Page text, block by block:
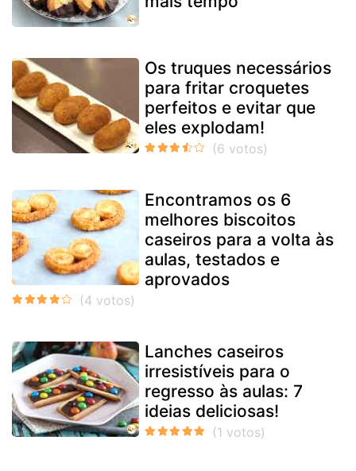
Os truques necessários
para fritar croquetes
perfeitos e evitar que
eles explodam!
Encontramos os 6
melhores biscoitos
caseiros para a volta às
aulas, testados e
aprovados
Lanches caseiros
irresistíveis para o
regresso às aulas: 7
ideias deliciosas!